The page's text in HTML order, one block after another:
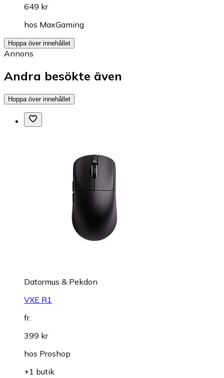
649 kr
hos MaxGaming
Hoppa över innehållet
Annons
Andra besökte även
Hoppa över innehållet
Datormus & Pekdon
VXE R1
fr.
399 kr
hos Proshop
+1 butik